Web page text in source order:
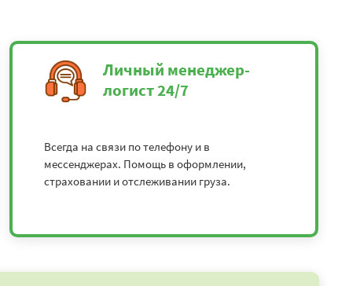
Личный менеджер-
логист 24/7
Всегда на связи по телефону и в
мессенджерах. Помощь в оформлении,
страховании и отслеживании груза.